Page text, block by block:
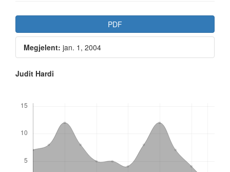
Article
Sidebar
PDF
Megjelent: jan. 1, 2004
Main
Content
Judit Hardi